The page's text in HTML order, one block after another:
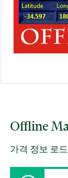
Offline
가격 정보 로